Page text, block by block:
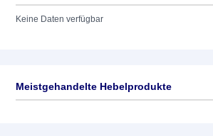
Keine Daten verfügbar
Meistgehandelte Hebelprodukte